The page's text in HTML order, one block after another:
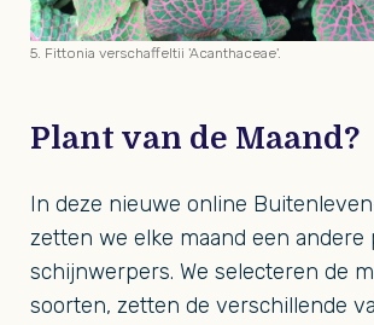
Plant van de Maand?
In deze nieuwe online
zetten we elke maand een andere
schijnwerpers. We selecteren de
soorten, zetten de verschillende
5. Fittonia verschaffeltii 'Acanthaceae'.